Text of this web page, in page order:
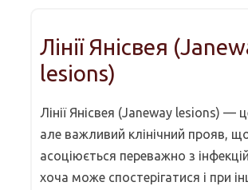
Лінії Янісвея
lesions)
Лінії Янісвея (Janeway lesions) —
але важливий клінічний прояв,
асоціюється переважно з
хоча може спостерігатися і при